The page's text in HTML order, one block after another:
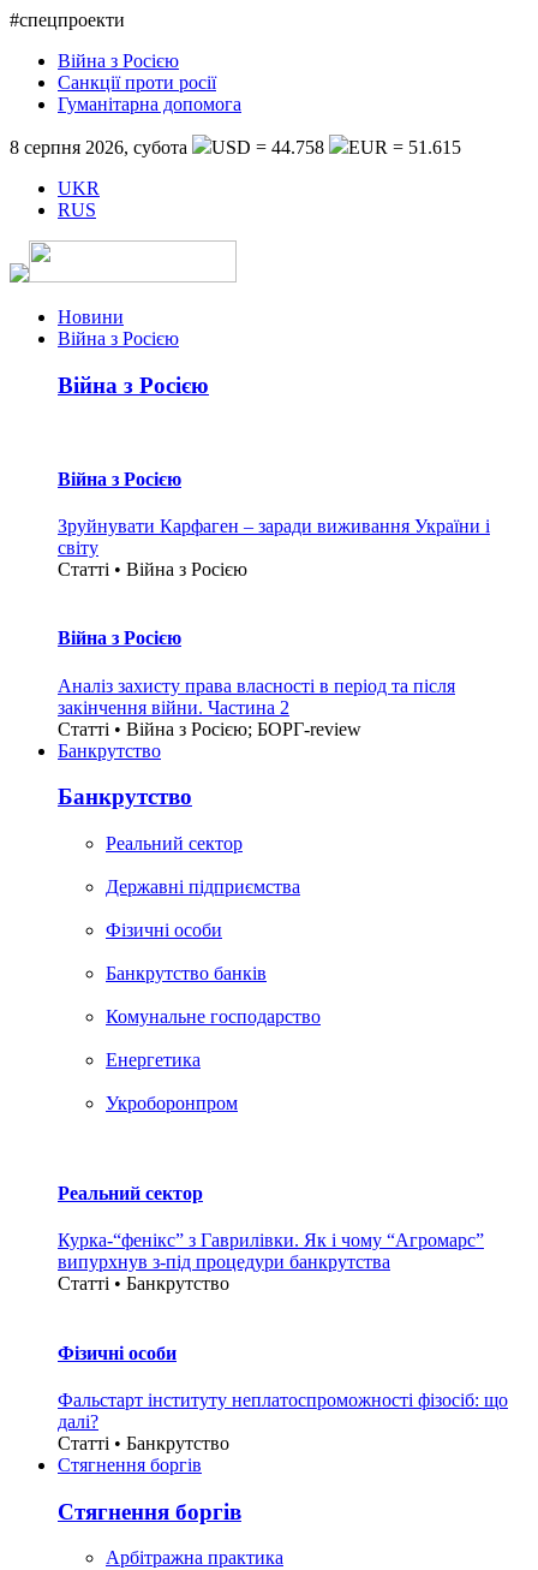
#спецпроекти
Війна з Росією
Санкції проти росії
Гуманітарна допомога
8 серпня 2026, субота USD = 44.758
EUR = 51.615
UKR
RUS
Новини
Війна з Росією
Війна з Росією
Війна з Росією
Зруйнувати Карфаген – заради виживання України і
світу
Статті • Війна з Росією
Війна з Росією
Аналіз захисту права власності в період та після
закінчення війни. Частина 2
Статті • Війна з Росією; БОРГ-review
Банкрутство
Банкрутство
Реальний сектор
Державні підприємства
Фізичні особи
Банкрутство банків
Комунальне господарство
Енергетика
Укроборонпром
Реальний сектор
Курка-“фенікс” з Гаврилівки. Як і чому “Агромарс”
випурхнув з-під процедури банкрутства
Статті • Банкрутство
Фізичні особи
Фальстарт інституту неплатоспроможності фізосіб: що
далі?
Статті • Банкрутство
Стягнення боргiв
Стягнення боргiв
Арбітражна практика